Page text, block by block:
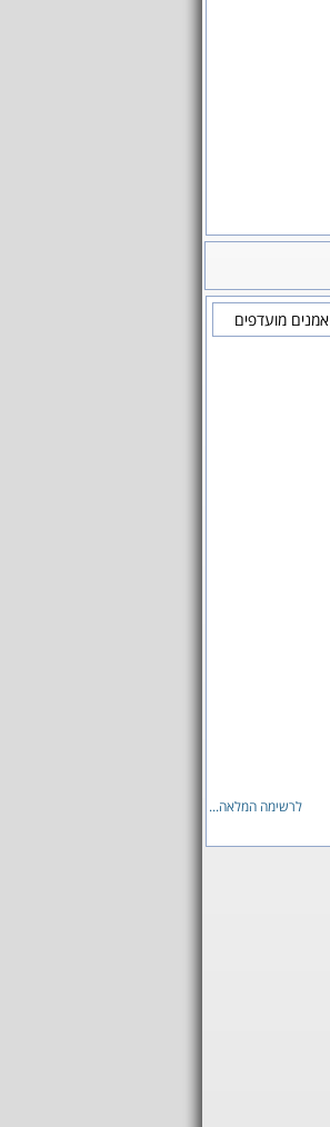
אמנים מועדפים
לרשימה המלאה...